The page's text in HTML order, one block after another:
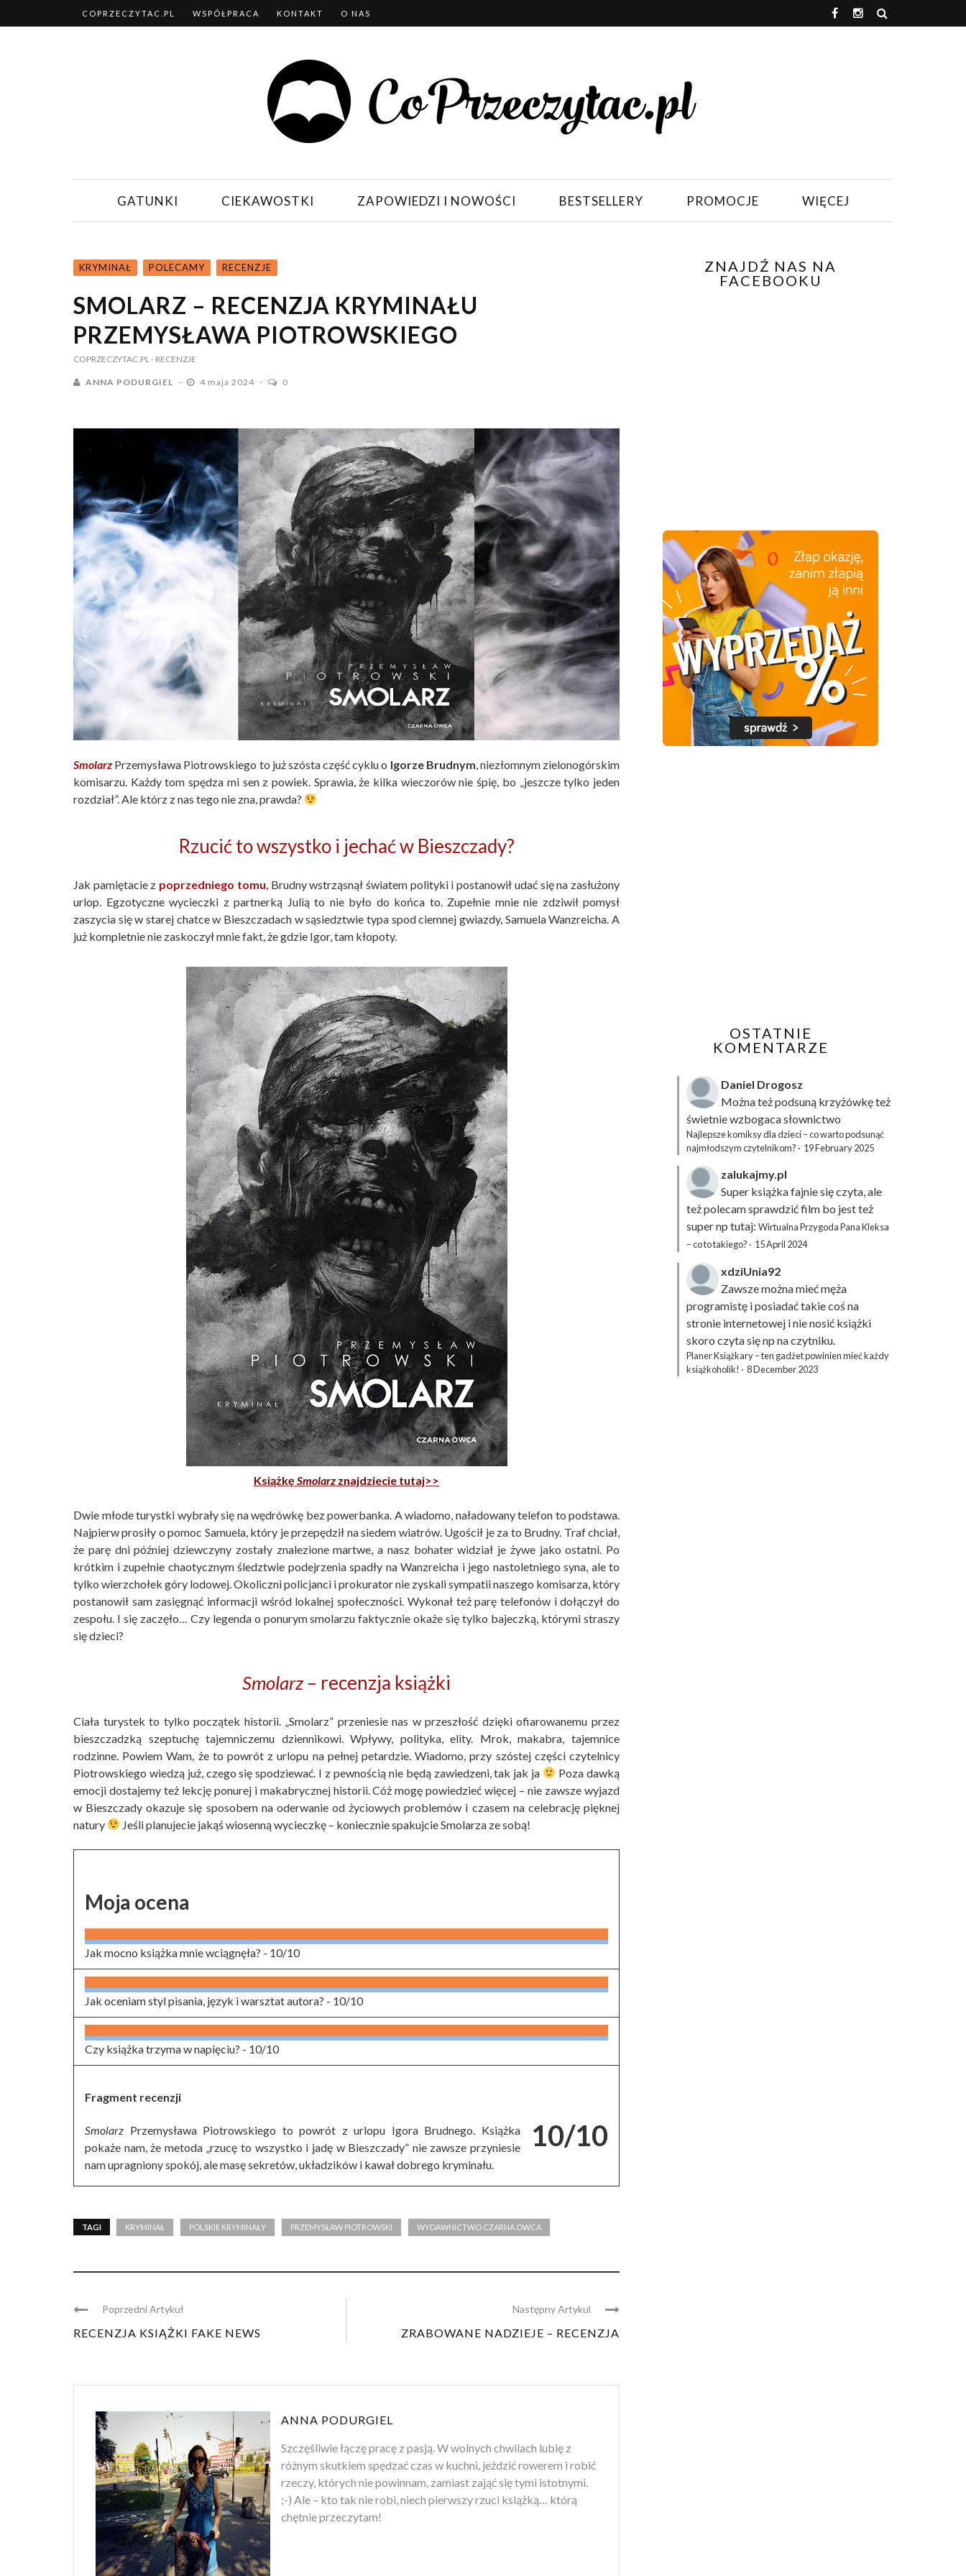
COPRZECZYTAC.PL WSPÓŁPRACA KONTAKT O NAS
GATUNKI CIEKAWOSTKI ZAPOWIEDZI I NOWOŚCI BESTSELLERY PROMOCJE WIĘCEJ
KRYMINAŁ POLECAMY RECENZJE
SMOLARZ – RECENZJA KRYMINAŁU
PRZEMYSŁAWA PIOTROWSKIEGO
COPRZECZYTAC.PL- RECENZJE
ANNA PODURGIEL 4 maja 2024 0
Smolarz Przemysława Piotrowskiego to już szósta część cyklu o Igorze Brudnym, niezłomnym zielonogórskim
komisarzu. Każdy tom spędza mi sen z powiek. Sprawia, że kilka wieczorów nie śpię, bo „jeszcze tylko jeden
rozdział”. Ale którz z nas tego nie zna, prawda?
Rzucić to wszystko i jechać w Bieszczady?
Jak pamiętacie z poprzedniego tomu, Brudny wstrząsnął światem polityki i postanowił udać się na zasłużony
urlop. Egzotyczne wycieczki z partnerką Julią to nie było do końca to. Zupełnie mnie nie zdziwił pomysł
zaszycia się w starej chatce w Bieszczadach w sąsiedztwie typa spod ciemnej gwiazdy, Samuela Wanzreicha. A
już kompletnie nie zaskoczył mnie fakt, że gdzie Igor, tam kłopoty.
Książkę Smolarz znajdziecie tutaj>>
Dwie młode turystki wybrały się na wędrówkę bez powerbanka. A wiadomo, naładowany telefon to podstawa.
Najpierw prosiły o pomoc Samuela, który je przepędził na siedem wiatrów. Ugościł je za to Brudny. Traf chciał,
że parę dni później dziewczyny zostały znalezione martwe, a nasz bohater widział je żywe jako ostatni. Po
krótkim i zupełnie chaotycznym śledztwie podejrzenia spadły na Wanzreicha i jego nastoletniego syna, ale to
tylko wierzchołek góry lodowej. Okoliczni policjanci i prokurator nie zyskali sympatii naszego komisarza, który
postanowił sam zasięgnąć informacji wśród lokalnej społeczności. Wykonał też parę telefonów i dołączył do
zespołu. I się zaczęło… Czy legenda o ponurym smolarzu faktycznie okaże się tylko bajeczką, którymi straszy
się dzieci?
Smolarz – recenzja książki
Ciała turystek to tylko początek historii. „Smolarz” przeniesie nas w przeszłość dzięki ofiarowanemu przez
bieszczadzką szeptuchę tajemniczemu dziennikowi. Wpływy, polityka, elity. Mrok, makabra, tajemnice
rodzinne. Powiem Wam, że to powrót z urlopu na pełnej petardzie. Wiadomo, przy szóstej części czytelnicy
Piotrowskiego wiedzą już, czego się spodziewać. I z pewnością nie będą zawiedzeni, tak jak ja
Poza dawką
emocji dostajemy też lekcję ponurej i makabrycznej historii. Cóż mogę powiedzieć więcej – nie zawsze wyjazd
w Bieszczady okazuje się sposobem na oderwanie od życiowych problemów i czasem na celebrację pięknej
natury
Jeśli planujecie jakąś wiosenną wycieczkę – koniecznie spakujcie Smolarza ze sobą!
Moja ocena
Jak mocno książka mnie wciągnęła? - 10/10
Jak oceniam styl pisania, język i warsztat autora? - 10/10
Czy książka trzyma w napięciu? - 10/10
10/10
Fragment recenzji
Smolarz Przemysława Piotrowskiego to powrót z urlopu Igora Brudnego. Książka
pokaże nam, że metoda „rzucę to wszystko i jadę w Bieszczady” nie zawsze przyniesie
nam upragniony spokój, ale masę sekretów, układzików i kawał dobrego kryminału.
TAGI KRYMINAŁ POLSKIE KRYMINAŁY PRZEMYSŁAW PIOTROWSKI WYDAWNICTWO CZARNA OWCA
Poprzedni Artykuł
RECENZJA KSIĄŻKI FAKE NEWS
Następny Artykul
ZRABOWANE NADZIEJE – RECENZJA
ANNA PODURGIEL
Szczęśliwie łączę pracę z pasją. W wolnych chwilach lubię z
różnym skutkiem spędzać czas w kuchni, jeździć rowerem i robić
rzeczy, których nie powinnam, zamiast zająć się tymi istotnymi.
;-) Ale – kto tak nie robi, niech pierwszy rzuci książką… którą
chętnie przeczytam!
ZNAJDŹ NAS NA
FACEBOOKU
OSTATNIE
KOMENTARZE
Daniel Drogosz
Można też podsuną krzyżówkęteż
świetnie wzbogaca słownictwo
Najlepsze komiksy dla dzieci – co warto podsunąć
najmłodszym czytelnikom? · 19 February 2025
zalukajmy.pl
Super książka fajnie się czyta, ale
też polecam sprawdzić film bo jest też
super np tutaj: Wirtualna Przygoda Pana Kleksa
– co to takiego? · 15 April 2024
xdziUnia92
Zawsze można mieć męża
programistę i posiadać takie coś na
stronie internetowej i nie nosić książki
skoro czyta się np na czytniku.
Planer Książkary – ten gadżet powinien mieć każdy
książkoholik! · 8 December 2023